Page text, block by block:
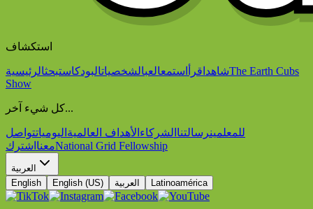
استكشاف
شاهد اقرأ استمعالعبالشخصياتالبودكاستبحثالرئيسية
The Earth Cubs
Show
كل شيء آخر...
للمعلمينرسالتنا الشركاء الأهداف العالمية اليومياتتواصل
معنا اشترك National Grid Fellowship
العربية
English
English (US) العربية Latinoamérica